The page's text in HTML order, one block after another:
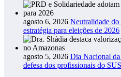
agosto 6, 2026 Neutralidade do
estratégia para eleições de 2026
agosto 5, 2026 Dia Nacional
defesa dos profissionais do SUS